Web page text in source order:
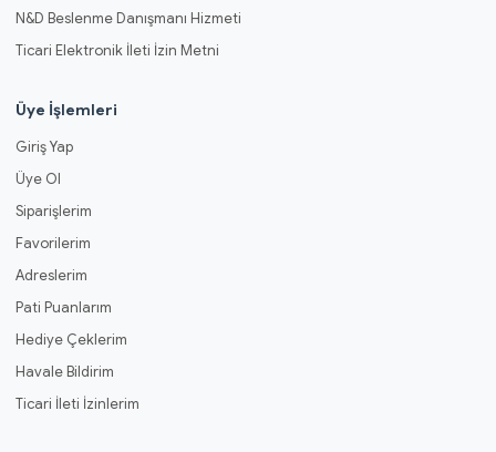
N&D Beslenme Danışmanı Hizmeti
Ticari Elektronik İleti İzin Metni
Üye İşlemleri
Giriş Yap
Üye Ol
Siparişlerim
Favorilerim
Adreslerim
Pati Puanlarım
Hediye Çeklerim
Havale Bildirim
Ticari İleti İzinlerim